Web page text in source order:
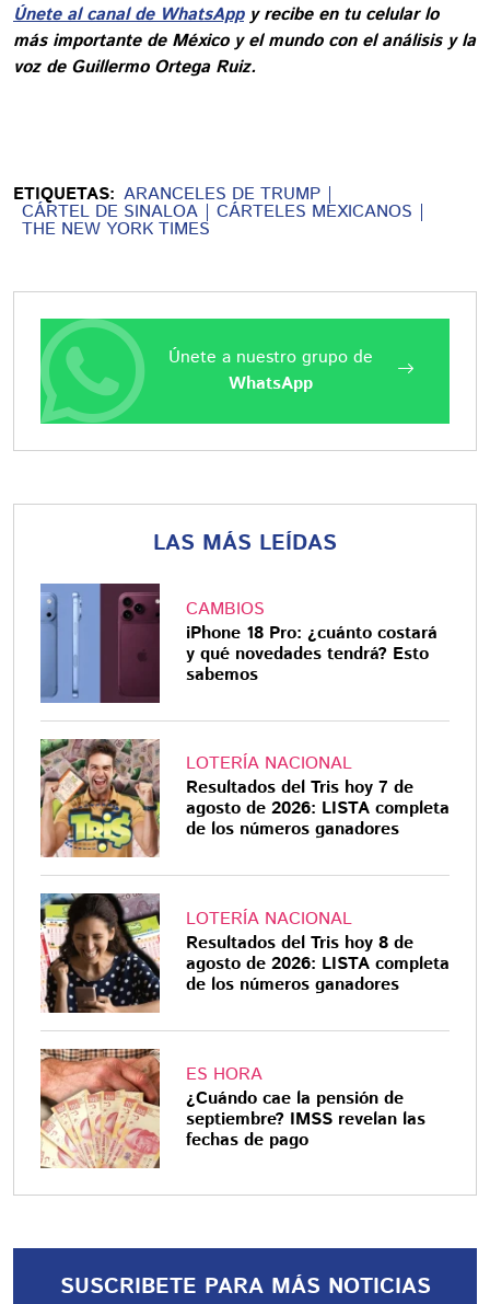
Únete al canal de WhatsAppy recibe en tu celular lo
más importante de México y el mundo con el análisis y la
voz de Guillermo Ortega Ruiz.
ETIQUETAS: ARANCELES DE TRUMP
CÁRTEL DE SINALOA CÁRTELES MEXICANOS
THE NEW YORK TIMES
Únete a nuestro grupo de
WhatsApp
LAS MÁS LEÍDAS
CAMBIOS
iPhone 18 Pro: ¿cuánto costará
y qué novedades tendrá? Esto
sabemos
LOTERÍA NACIONAL
Resultados del Tris hoy 7 de
agosto de 2026: LISTA completa
de los números ganadores
LOTERÍA NACIONAL
Resultados del Tris hoy 8 de
agosto de 2026: LISTA completa
de los números ganadores
ES HORA
¿Cuándo cae la pensión de
septiembre? IMSS revelan las
fechas de pago
SUSCRIBETE PARA MÁS NOTICIAS